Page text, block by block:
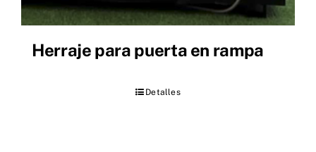
Herraje para puerta en rampa
Detalles